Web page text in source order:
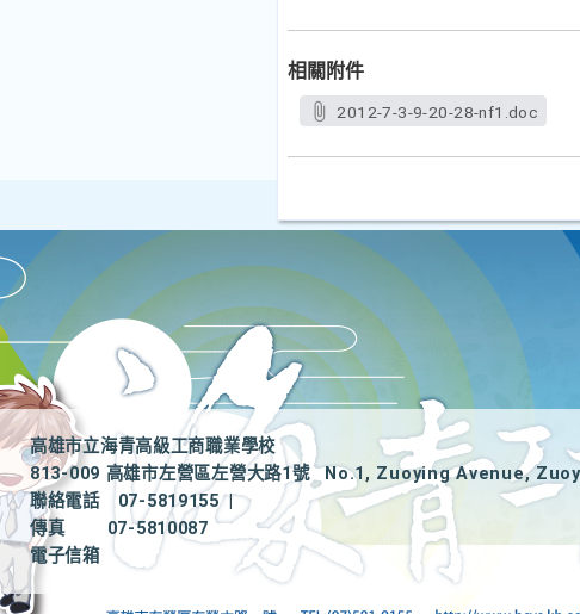
相關附件
2012-7-3-9-20-28-nf1.doc
高雄市立海青高級工商職業學校
813-009 高雄市左營區左營大路1號
No.1, Zuoying Avenue,
聯絡電話
07-5819155
|
傳真
07-5810087
電子信箱